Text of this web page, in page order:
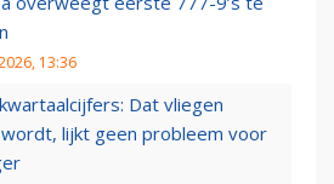
13:36
Dat vliegen
lijkt geen probleem voor